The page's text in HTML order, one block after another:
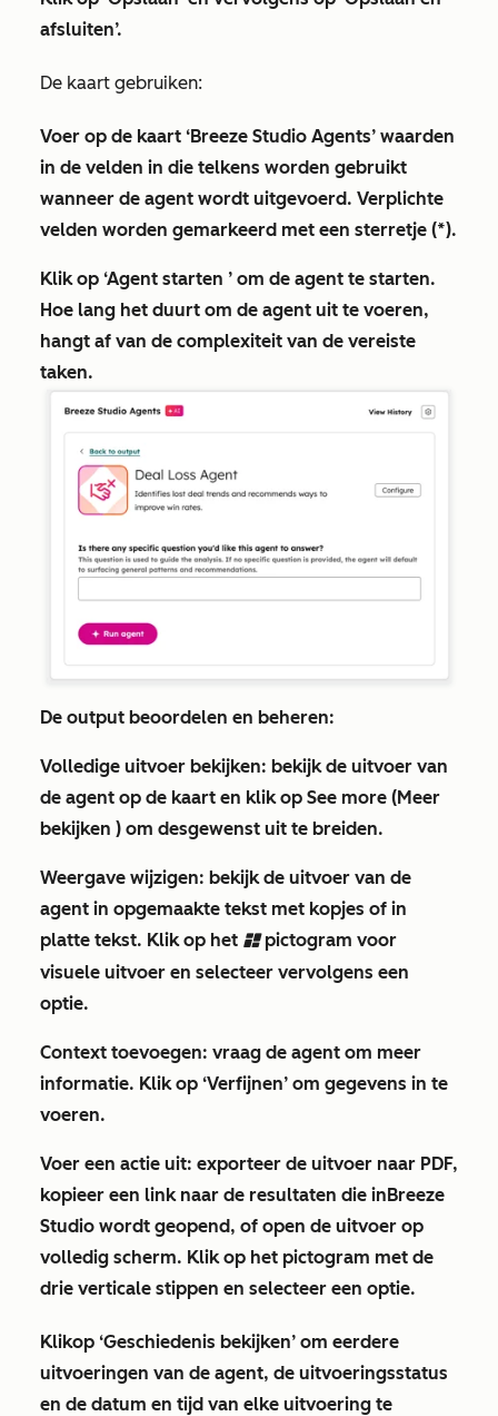
afsluiten’.
De kaart gebruiken:
Voer op de kaart ‘Breeze Studio Agents’ waarden
in de velden in die telkens worden gebruikt
wanneer de agent wordt uitgevoerd. Verplichte
velden worden gemarkeerd met een sterretje (*).
Klikop ‘Agent starten ’ om de agent te starten.
Hoe lang het duurt om de agent uit te voeren,
hangt af van de complexiteit van de vereiste
taken.
De output beoordelen en beheren:
Volledige uitvoer bekijken: bekijk de uitvoer van
de agent op de kaart en klik op See more (Meer
bekijken ) om desgewenst uit te breiden.
Weergave wijzigen: bekijk de uitvoer van de
agent in opgemaakte tekst met kopjes of in
platte tekst. Klik op het dashboards pictogram voor
visuele uitvoer en selecteer vervolgens een
optie.
Context toevoegen: vraag de agent om meer
informatie. Klikop ‘Verfijnen’ om gegevens in te
voeren.
Voer een actie uit: exporteer de uitvoer naar PDF,
kopieer een link naar de resultaten die inBreeze
Studio wordt geopend, of open de uitvoer op
volledig scherm. Klik op het pictogram met de
drie verticale stippen en selecteer een optie.
Klikop ‘Geschiedenis bekijken’ om eerdere
uitvoeringen van de agent, de uitvoeringsstatus
en de datum en tijd van elke uitvoering te